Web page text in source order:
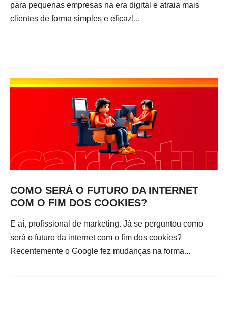
para pequenas empresas na era digital e atraia mais
clientes de forma simples e eficaz!...
COMO SERÁ O FUTURO DA INTERNET
COM O FIM DOS COOKIES?
E aí, profissional de marketing. Já se perguntou como
será o futuro da internet com o fim dos cookies?
Recentemente o Google fez mudanças na forma...